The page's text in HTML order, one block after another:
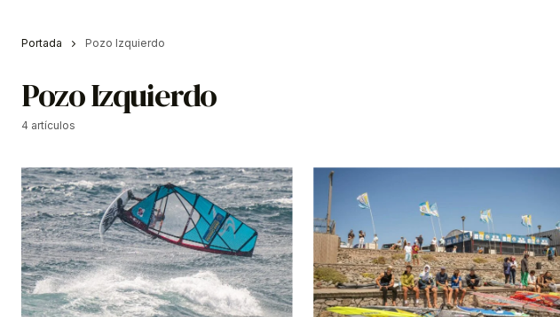
Portada Pozo Izquierdo
Pozo Izquierdo
4 artículos